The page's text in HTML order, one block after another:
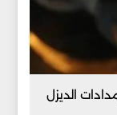
الديزل